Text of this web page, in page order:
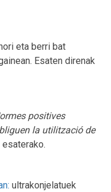
eta berri bat
Esaten direnak
positives
la utilització de
ultrakonjelatuek